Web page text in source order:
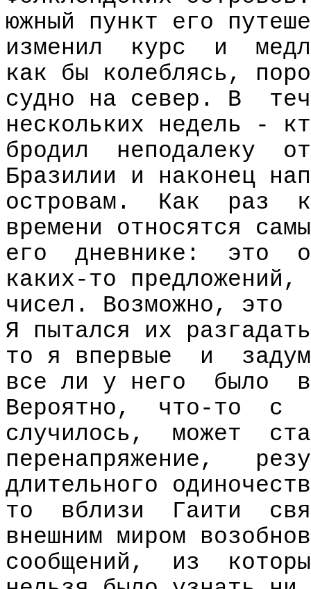
южный пункт его
изменил
курс и
как бы колеблясь,
судно на север. В
нескольких недель -
бродил
неподалеку
от
Бразилии и наконец
островам.
Как раз
к
времени относятся
его
дневнике: это
каких-то предложений,
чисел. Возможно, это
Я пытался их
то я впервые
и
все ли у него
было
в
Вероятно,
что-то
с
случилось,
может
перенапряжение,
длительного
то
вблизи Гаити
внешним миром
сообщений,
из